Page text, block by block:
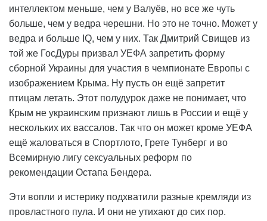
интеллектом меньше, чем у Валуёв, но все же чуть
больше, чем у ведра черешни. Но это не точно. Может у
ведра и больше IQ, чем у них. Так Дмитрий Свищев из
той же ГосДуры призвал УЕФА запретить форму
сборной Украины для участия в чемпионате Европы с
изображением Крыма. Ну пусть он ещё запретит
птицам летать. Этот полудурок даже не понимает, что
Крым не украинским признают лишь в России и ещё у
нескольких их вассалов. Так что он может кроме УЕФА
ещё жаловаться в Спортлото, Грете Тунберг и во
Всемирную лигу сексуальных реформ по
рекомендации Остапа Бендера.
Эти вопли и истерику подхватили разные кремляди из
провластного пула. И они не утихают до сих пор.